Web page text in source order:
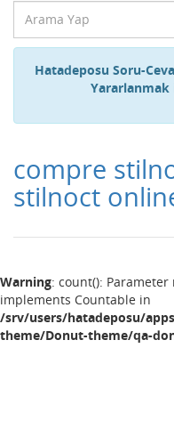
Hatadeposu Soru-
compre
stilnoct
Warning: count():
implements Countable in
/srv/users/hatadeposu/
theme/Donut-theme/qa-